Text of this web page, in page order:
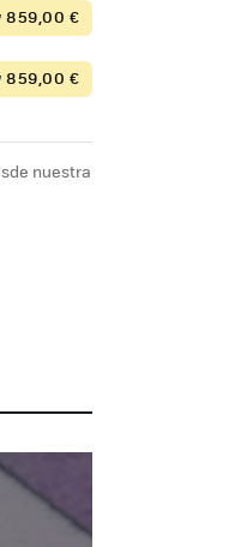
859,00 €
859,00 €
nuestra